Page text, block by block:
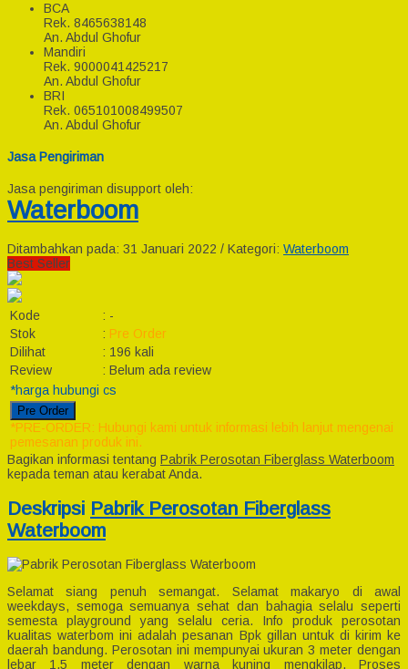
BCA
Rek. 8465638148
An. Abdul Ghofur
Mandiri
Rek. 9000041425217
An. Abdul Ghofur
BRI
Rek. 065101008499507
An. Abdul Ghofur
Jasa Pengiriman
Jasa pengiriman disupport oleh:
Waterboom
Ditambahkan pada: 31 Januari 2022 / Kategori: Waterboom
Best Seller
Kode : -
Stok
: Pre Order
Dilihat
: 196 kali
Review
: Belum ada review
*harga hubungi cs
Pre Order
*PRE-ORDER: Hubungi kami untuk informasi lebih lanjut mengenai
pemesanan produk ini.
Bagikan informasi tentang Pabrik Perosotan Fiberglass Waterboom
kepada teman atau kerabat Anda.
Deskripsi Pabrik Perosotan Fiberglass
Waterboom
Selamat siang penuh semangat. Selamat makaryo di awal
weekdays, semoga semuanya sehat dan bahagia selalu seperti
semesta playground yang selalu ceria. Info produk perosotan
kualitas waterbom ini adalah pesanan Bpk gillan untuk di kirim ke
daerah bandung. Perosotan ini mempunyai ukuran 3 meter dengan
lebar 1,5 meter dengan warna kuning mengkilap. Proses